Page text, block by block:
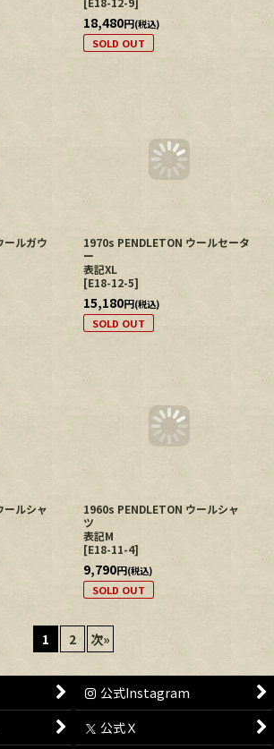
フジョセ
1960s PENDLETON ウールブラン
ケット
size 196cm×124cm
[E18-12-9]
ルガウ
1970s PENDLETON ウールセータ
ー
表記XL
[E18-12-5]
ルシャ
1960s PENDLETON ウールシャ
表記M
E18-11-4
SOLD OUT
次»